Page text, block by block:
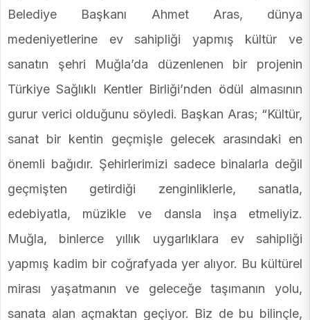
Belediye Başkanı Ahmet Aras, dünya
medeniyetlerine ev sahipliği yapmış kültür ve
sanatın şehri Muğla’da düzenlenen bir projenin
Türkiye Sağlıklı Kentler Birliği’nden ödül almasının
gurur verici olduğunu söyledi. Başkan Aras; “Kültür,
sanat bir kentin geçmişle gelecek arasındaki en
önemli bağıdır. Şehirlerimizi sadece binalarla değil
geçmişten getirdiği zenginliklerle, sanatla,
edebiyatla, müzikle ve dansla inşa etmeliyiz.
Muğla, binlerce yıllık uygarlıklara ev sahipliği
yapmış kadim bir coğrafyada yer alıyor. Bu kültürel
mirası yaşatmanın ve geleceğe taşımanın yolu,
sanata alan açmaktan geçiyor. Biz de bu bilinçle,